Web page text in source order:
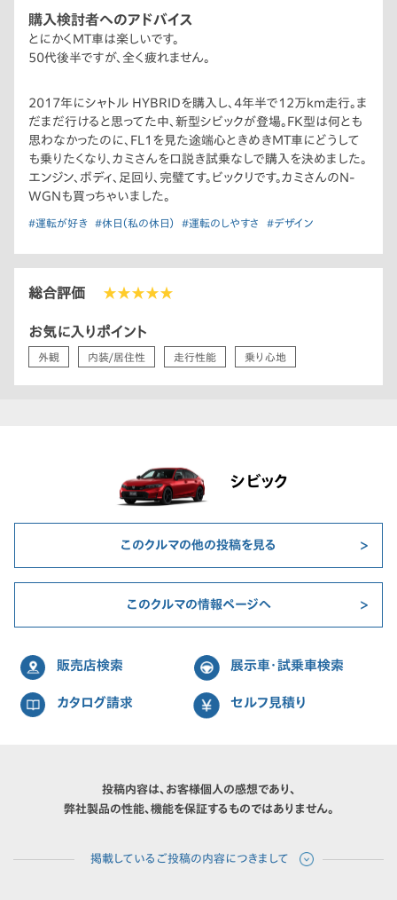
購入検討者へのアドバイス
とにかくMT車は楽しいです。
50代後半ですが、全く疲れません。
2017年にシャトル HYBRIDを購入し、4年半で12万km走行。ま
だまだ行けると思ってた中、新型シビックが登場。FK型は何とも
思わなかったのに、FL1を見た途端心ときめきMT車にどうして
も乗りたくなり、カミさんを口説き試乗なしで購入を決めました。
エンジン、ボディ、足回り、完璧てす。ビックリです。カミさんのN-
WGNも買っちゃいました。
#運転が好き #休日（私の休日） #運転のしやすさ #デザイン
総合評価 ★★★★★
お気に入りポイント
外観 内装/居住性 走行性能 乗り心地
シビック
このクルマの他の投稿を見る
このクルマの情報ページへ
販売店検索 展示車・試乗車検索
カタログ請求 セルフ見積り
投稿内容は、お客様個人の感想であり、
弊社製品の性能、機能を保証するものではありません。